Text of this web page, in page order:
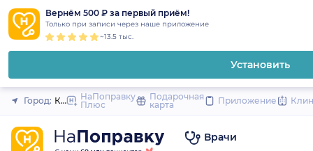
Вернём 500 ₽ за первый приём!
Только при записи через наше приложение
~13.5 тыс.
Установить
Закрыть
Город: КраснодарНаПоправку
Плюс
Подарочная
карта
Приложение
Врачи